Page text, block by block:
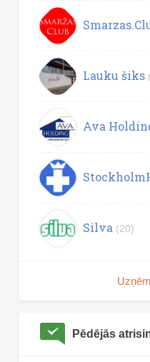
Lauku šiks
Ava
Silva (20)
Pēdējās